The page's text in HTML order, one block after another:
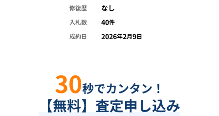
修復歴
なし
入札数 40件
成約日
2026年2月9日
30秒でカンタン！
【無料】査定申し込み